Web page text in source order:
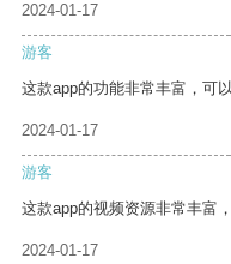
2024-01-17
游客
这款app的功能非常丰富，可
2024-01-17
游客
这款app的视频资源非常丰富
2024-01-17